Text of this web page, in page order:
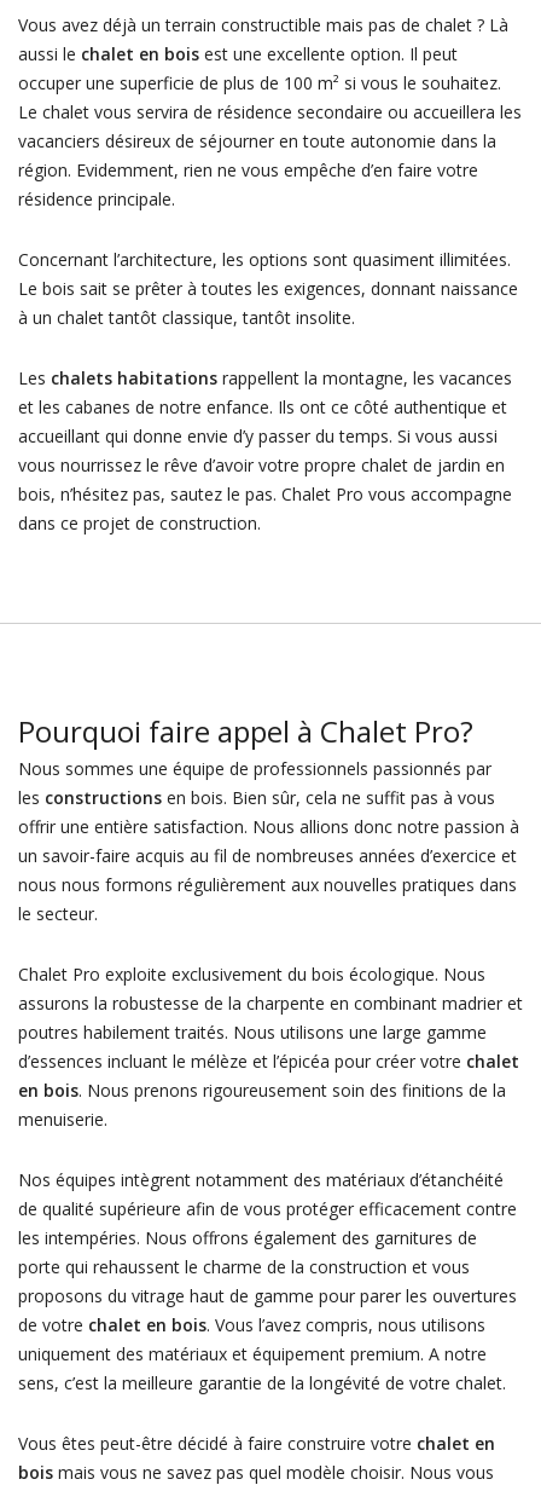
Vous avez déjà un terrain constructible mais pas de chalet ? Là
aussi le chalet en boisest une excellente option. Il peut
occuper une superficie de plus de 100 m² si vous le souhaitez.
Le chalet vous servira de résidence secondaire ou accueillera les
vacanciers désireux de séjourner en toute autonomie dans la
région. Evidemment, rien ne vous empêche d’en faire votre
résidence principale.
Concernant l’architecture, les options sont quasiment illimitées.
Le bois sait se prêter à toutes les exigences, donnant naissance
à un chalet tantôt classique, tantôt insolite.
Les chalets habitationsrappellent la montagne, les vacances
et les cabanes de notre enfance. Ils ont ce côté authentique et
accueillant qui donne envie d’y passer du temps. Si vous aussi
vous nourrissez le rêve d’avoir votre propre chalet de jardin en
bois, n’hésitez pas, sautez le pas. Chalet Pro vous accompagne
dans ce projet de construction.
Pourquoi faire appel à Chalet Pro?
Nous sommes une équipe de professionnels passionnés par
les constructionsen bois. Bien sûr, cela ne suffit pas à vous
offrir une entière satisfaction. Nous allions donc notre passion à
un savoir-faire acquis au fil de nombreuses années d’exercice et
nous nous formons régulièrement aux nouvelles pratiques dans
le secteur.
Chalet Pro exploite exclusivement du bois écologique. Nous
assurons la robustesse de la charpente en combinant madrier et
poutres habilement traités. Nous utilisons une large gamme
d’essences incluant le mélèze et l’épicéa pour créer votre chalet
en bois. Nous prenons rigoureusement soin des finitions de la
menuiserie.
Nos équipes intègrent notamment des matériaux d’étanchéité
de qualité supérieure afin de vous protéger efficacement contre
les intempéries. Nous offrons également des garnitures de
porte qui rehaussent le charme de la construction et vous
proposons du vitrage haut de gamme pour parer les ouvertures
de votre chalet en bois. Vous l’avez compris, nous utilisons
uniquement des matériaux et équipement premium. A notre
sens, c’est la meilleure garantie de la longévité de votre chalet.
Vous êtes peut-être décidé à faire construire votre chalet en
boismais vous ne savez pas quel modèle choisir. Nous vous